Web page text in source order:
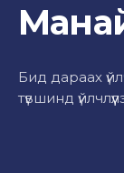
Манай
Бид дараах
түвшинд